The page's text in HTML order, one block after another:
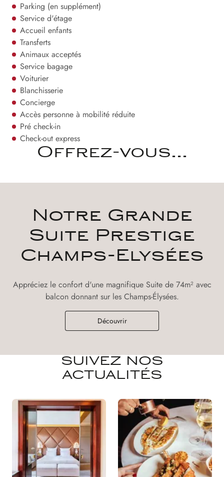
Parking (en supplément)
Service d'étage
Accueil enfants
Transferts
Animaux acceptés
Service bagage
Voiturier
Blanchisserie
Concierge
Accès personne à mobilité réduite
Pré check-in
Check-out express
Offrez-vous...
Notre Grande
Suite Prestige
Champs-Elysées
Appréciez le confort d'une magnifique Suite de 74m² avec
balcon donnant sur les Champs-Élysées.
Découvrir
SUIVEZ NOS
ACTUALITÉS